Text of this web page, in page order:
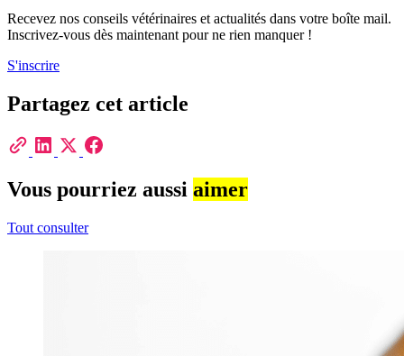
Recevez nos conseils vétérinaires et actualités dans votre boîte mail.
Inscrivez-vous dès maintenant pour ne rien manquer !
S'inscrire
Partagez cet article
Vous pourriez aussi aimer
Tout consulter